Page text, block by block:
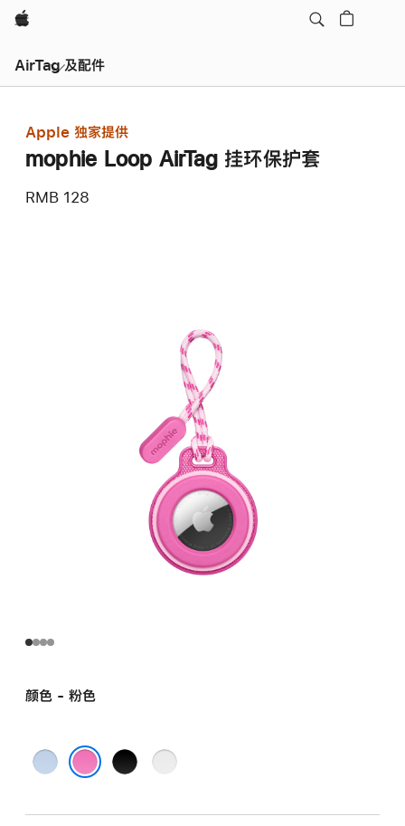
Apple
AirTag 及配件
Apple 独家提供
mophie Loop AirTag 挂环保护套
RMB 128
颜色 - 粉色
蓝
黑
灰